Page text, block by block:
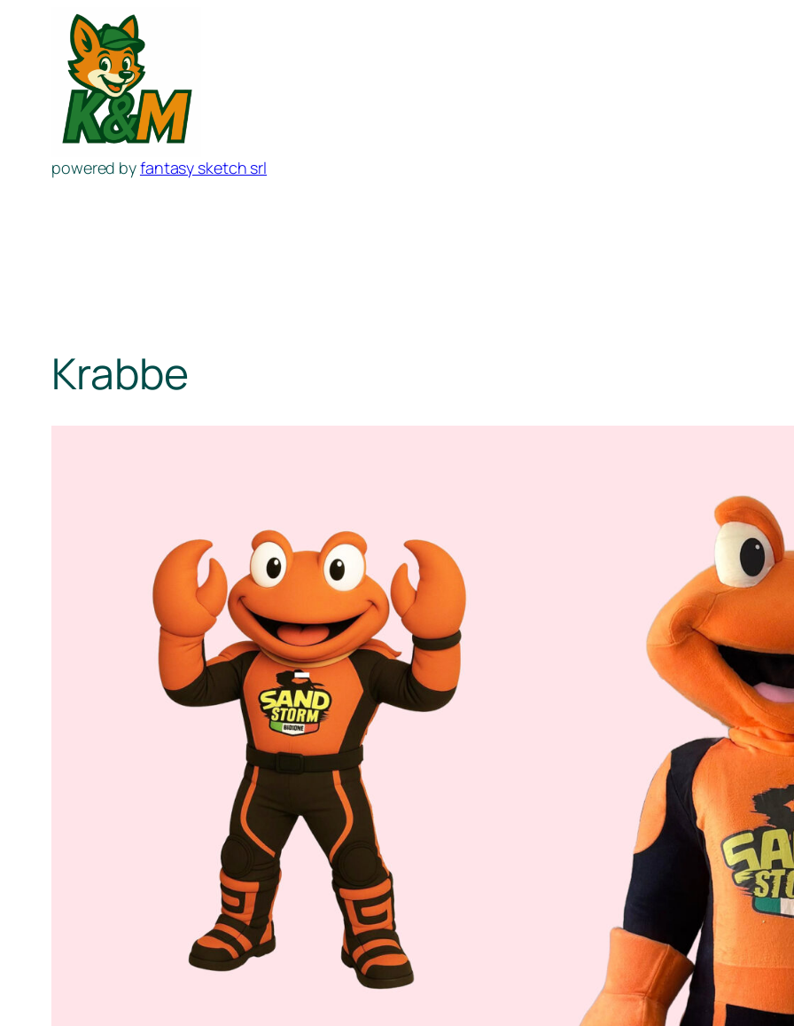
springen
powered byfantasy sketch srl
Krabbe